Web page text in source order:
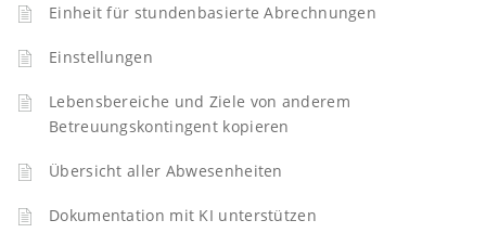
Einheit für stundenbasierte Abrechnungen
Einstellungen
Lebensbereiche und Ziele von anderem
Betreuungskontingent kopieren
Übersicht aller Abwesenheiten
Dokumentation mit KI unterstützen